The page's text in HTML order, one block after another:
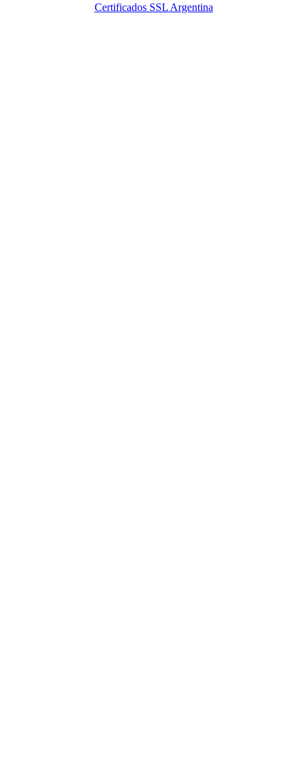
Certificados SSL Argentina